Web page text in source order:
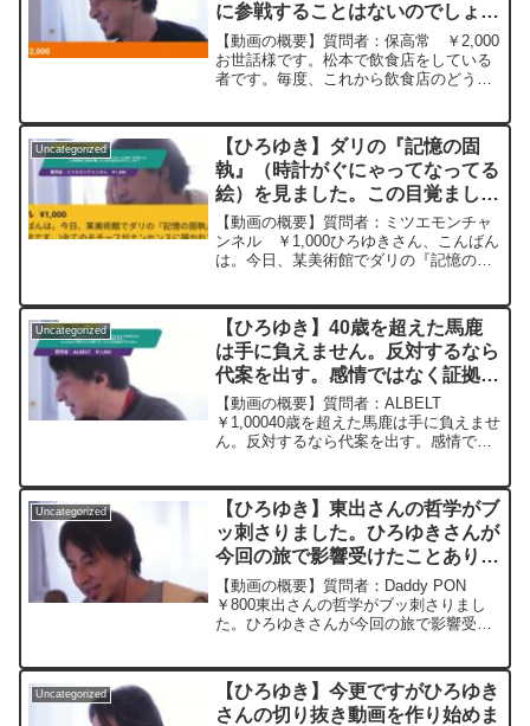
に参戦することはないのでしょう
か？ 参戦したらどのようなもの
をだしますか？ー ひろゆき切り
抜き 20250604
【動画の概要】質問者：保高常 ￥2,000
お世話様です。松本で飲食店をしている
者です。毎度、これから飲食店のどうす
指す方と飲食店のコラボでバーチャルキ
ャラでの接客、今...
Uncategorized
【ひろゆき】ダリの『記憶の固
執』（時計がぐにゃってなってる
絵）を見ました。この目覚まし時
計が鳴ったら何が起きるのでしょ
うか？ー ひろゆき切り抜き
20240509
【動画の概要】質問者：ミツエモンチャ
ンネル ￥1,000ひろゆきさん、こんばん
は。今日、某美術館でダリの『記憶の固
ナンセンスに描かれている中、3つの時計
をよくみてみ...
Uncategorized
【ひろゆき】40歳を超えた馬鹿
は手に負えません。反対するなら
代案を出す。感情ではなく証拠に
基づいた話をする。などの当たり
前のことが通じず、まともな会話
ができませんー ひろゆき切り抜
【動画の概要】質問者：ALBELT
￥1,00040歳を超えた馬鹿は手に負えませ
ん。反対するなら代案を出す。感情では
できません。相手をしなければいいので
すがそうもいかず...
Uncategorized
【ひろゆき】東出さんの哲学がブ
ッ刺さりました。ひろゆきさんが
今回の旅で影響受けたことありま
すか？バイク屋さん楽しみにして
ます。ー ひろゆき切り抜き
20230919
【動画の概要】質問者：Daddy PON
￥800東出さんの哲学がブッ刺さりまし
た。ひろゆきさんが今回の旅で影響受け
よ。KARDANAKHI ESTATE 2020 ...
Uncategorized
【ひろゆき】今更ですがひろゆき
さんの切り抜き動画を作り始めま